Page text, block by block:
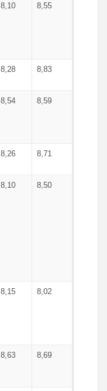
8,10 8,55
8,28 8,83
8,54 8,59
8,26 8,71
8,10 8,50
8,15 8,02
8,63 8,69